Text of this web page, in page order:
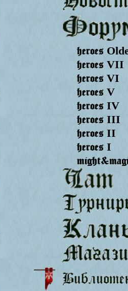
heroes
heroes VII
heroes VI
heroes V
heroes IV
heroes III
heroes II
heroes I